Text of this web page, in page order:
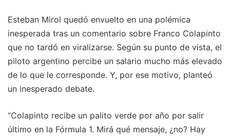
Esteban Mirol quedó envuelto en una polémica
inesperada tras un comentario sobre Franco Colapinto
que no tardó en viralizarse. Según su punto de vista, el
piloto argentino percibe un salario mucho más elevado
de lo que le corresponde. Y, por ese motivo, planteó
un inesperado debate.
“Colapinto recibe un palito verde por año por salir
último en la Fórmula 1. Mirá qué mensaje, ¿no? Hay